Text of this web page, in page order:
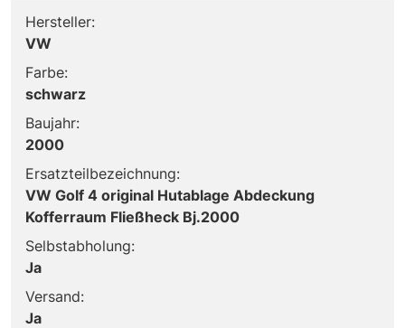
Hersteller:
VW
Farbe:
schwarz
Baujahr:
2000
Ersatzteilbezeichnung:
VW Golf 4 original Hutablage Abdeckung
Kofferraum Fließheck Bj.2000
Selbstabholung:
Ja
Versand:
Ja